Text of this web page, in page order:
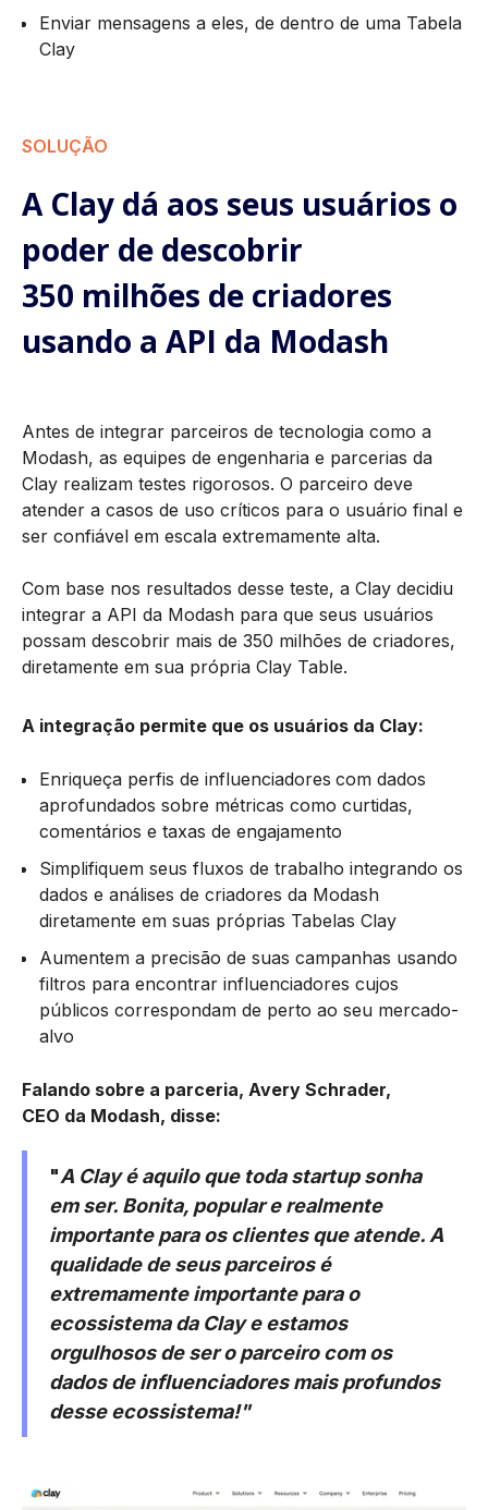
Enviar mensagens a eles, de dentro de uma Tabela
Clay
SOLUÇÃO
A Clay dá aos seus usuários o
poder de descobrir
350 milhões de criadores
usando a API da Modash
Antes de integrar parceiros de tecnologia como a
Modash, as equipes de engenharia e parcerias da
Clay realizam testes rigorosos. O parceiro deve
atender a casos de uso críticos para o usuário final e
ser confiável em escala extremamente alta.
Com base nos resultados desse teste, a Clay decidiu
integrar a API da Modash para que seus usuários
possam descobrir mais de 350 milhões de criadores,
diretamente em sua própria Clay Table.
A integração permite que os usuários da Clay:
Enriqueça perfis de influenciadores com dados
aprofundados sobre métricas como curtidas,
comentários e taxas de engajamento
Simplifiquem seus fluxos de trabalho integrando os
dados e análises de criadores da Modash
diretamente em suas próprias Tabelas Clay
Aumentem a precisão de suas campanhas usando
filtros para encontrar influenciadores cujos
públicos correspondam de perto ao seu mercado-
alvo
Falando sobre a parceria, Avery Schrader,
CEO da Modash, disse:
"A Clay é aquilo que toda startup sonha
em ser. Bonita, popular e realmente
importante para os clientes que atende. A
qualidade de seus parceiros é
extremamente importante para o
ecossistema da Clay e estamos
orgulhosos de ser o parceiro com os
dados de influenciadores mais profundos
desse ecossistema!"